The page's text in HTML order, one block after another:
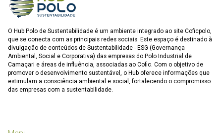
O Hub Polo de Sustentabilidade é um ambiente integrado ao site Coficpolo,
que se conecta com as principais redes sociais. Este espaço é destinado à
divulgação de conteúdos de Sustentabilidade - ESG (Governança
Ambiental, Social e Corporativa) das empresas do Polo Industrial de
Camaçari e áreas de influência, associadas ao Cofic. Com o objetivo de
promover o desenvolvimento sustentável, o Hub oferece informações que
estimulam a consciência ambiental e social, fortalecendo o compromisso
das empresas com a sustentabilidade.